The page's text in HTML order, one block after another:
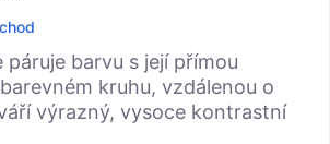
páruje barvu s její přímou
kruhu, vzdálenou o
výrazný, vysoce kontrastní